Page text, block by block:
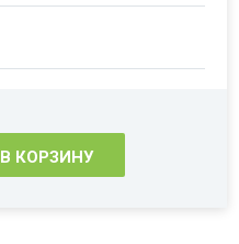
В КОРЗИНУ